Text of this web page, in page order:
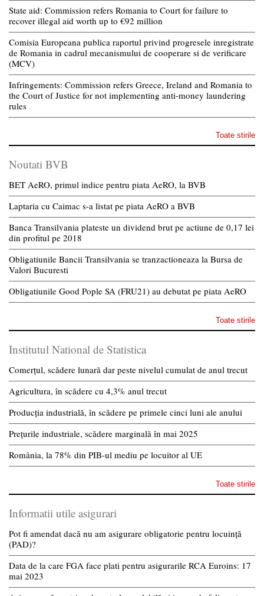
State aid: Commission refers Romania to Court for failure to
recover illegal aid worth up to €92 million
Comisia Europeana publica raportul privind progresele inregistrate
de Romania in cadrul mecanismului de cooperare si de verificare
(MCV)
Infringements: Commission refers Greece, Ireland and Romania to
the Court of Justice for not implementing anti-money laundering
rules
Toate stirile
Noutati BVB
BET AeRO, primul indice pentru piata AeRO, la BVB
Laptaria cu Caimac s-a listat pe piata AeRO a BVB
Banca Transilvania plateste un dividend brut pe actiune de 0,17 lei
din profitul pe 2018
Obligatiunile Bancii Transilvania se tranzactioneaza la Bursa de
Valori Bucuresti
Obligatiunile Good Pople SA (FRU21) au debutat pe piata AeRO
Toate stirile
Institutul National de Statistica
Comerțul, scădere lunară dar peste nivelul cumulat de anul trecut
Agricultura, în scădere cu 4,3% anul trecut
Producția industrială, în scădere pe primele cinci luni ale anului
Prețurile industriale, scădere marginală în mai 2025
România, la 78% din PIB-ul mediu pe locuitor al UE
Toate stirile
Informatii utile asigurari
Pot fi amendat dacă nu am asigurare obligatorie pentru locuință
(PAD)?
Data de la care FGA face plati pentru asigurarile RCA Euroins: 17
mai 2023